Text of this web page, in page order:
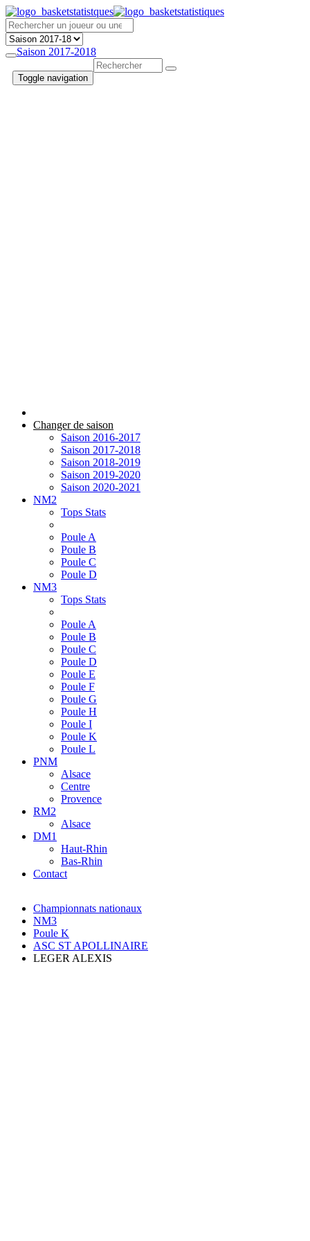
Saison 2017-2018
Toggle navigation
Changer de saison
Saison 2016-2017
Saison 2017-2018
Saison 2018-2019
Saison 2019-2020
Saison 2020-2021
NM2
Tops Stats
Poule A
Poule B
Poule C
Poule D
NM3
Tops Stats
Poule A
Poule B
Poule C
Poule D
Poule E
Poule F
Poule G
Poule H
Poule I
Poule K
Poule L
PNM
Alsace
Centre
Provence
RM2
Alsace
DM1
Haut-Rhin
Bas-Rhin
Contact
Championnats nationaux
NM3
Poule K
ASC ST APOLLINAIRE
LEGER ALEXIS